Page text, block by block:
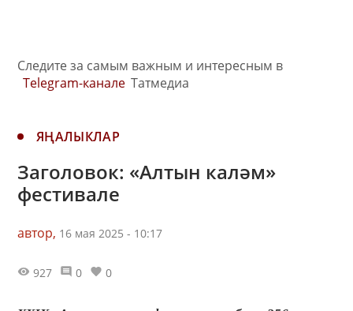
Следите за самым важным и интересным в
Telegram-канале Татмедиа
ЯҢАЛЫКЛАР
Заголовок: «Алтын каләм»
фестивале
автор, 16 мая 2025 - 10:17
927 0 0